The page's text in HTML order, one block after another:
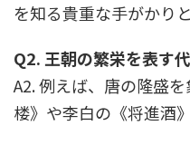
を知る貴重な手がかり
Q2. 王朝の繁栄を表す
A2. 例えば、唐の隆盛
楼》や李白の《将進酒